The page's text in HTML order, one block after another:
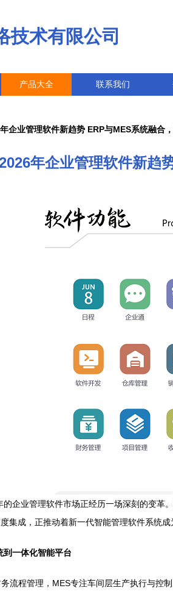
技术有限公司
产品大全 联系我们
企业管理软件新趋势 ERP与MES系统融合
年企业管理软件新趋
企业管理软件市场正经历一场深刻的变
集成，正推动着新一代智能管理软件系统成
到一体化智能平台
流程管理，MES专注车间层生产执行与控